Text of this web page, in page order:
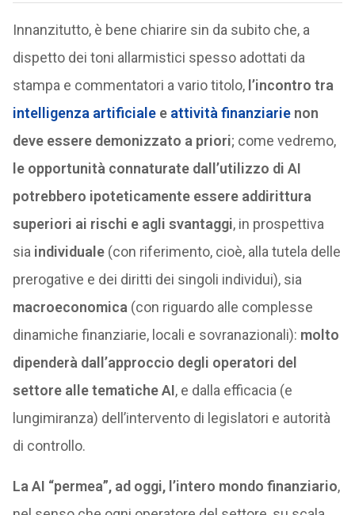
Innanzitutto, è bene chiarire sin da subito che, a
dispetto dei toni allarmistici spesso adottati da
stampa e commentatori a vario titolo, l’incontro tra
intelligenza artificialee attività finanziarienon
deve essere demonizzato a priori; come vedremo,
le opportunità connaturate dall’utilizzo di AI
potrebbero ipoteticamente essere addirittura
superiori ai rischi e agli svantaggi, in prospettiva
sia individuale(con riferimento, cioè, alla tutela delle
prerogative e dei diritti dei singoli individui), sia
macroeconomica (con riguardo alle complesse
dinamiche finanziarie, locali e sovranazionali): molto
dipenderà dall’approccio degli operatori del
settore alle tematiche AI, e dalla efficacia (e
lungimiranza) dell’intervento di legislatori e autorità
di controllo.
La AI “permea”, ad oggi, l’intero mondo finanziario,